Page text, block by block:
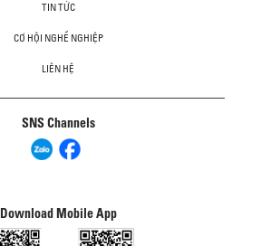
TIN TỨC
CƠ HỘI NGHỀ NGHIỆP
LIÊN HỆ
SNS Channels
Download Mobile App